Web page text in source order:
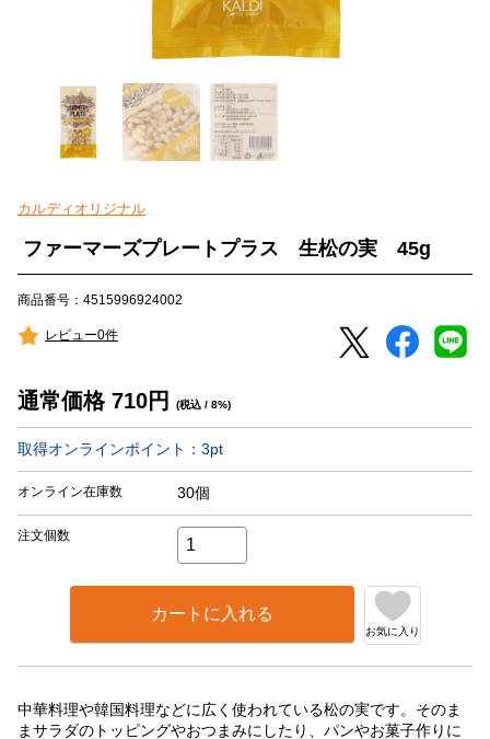
カルディオリジナル
ファーマーズプレートプラス 生松の実 45g
商品番号：4515996924002
レビュー0件
通常価格 710円 (税込 / 8%)
取得オンラインポイント： 3pt
オンライン在庫数 30個
注文個数
カートに入れる
お気に入り
中華料理や韓国料理などに広く使われている松の実です。そのま
まサラダのトッピングやおつまみにしたり、パンやお菓子作りに